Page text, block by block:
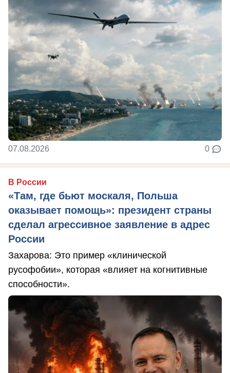
07.08.2026 0
В России
«Там, где бьют москаля, Польша
оказывает помощь»: президент страны
сделал агрессивное заявление в адрес
России
Захарова: Это пример «клинической
русофобии», которая «влияет на когнитивные
способности».